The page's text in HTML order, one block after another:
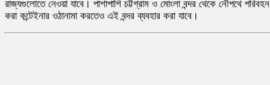
রাজ্যগুলোতে নেওয়া যাবে। পাশাপাশি চট্টগ্রাম ও মোংলা বন্দর থেকে নৌপথে পরিবহন
করা কন্টেইনার ওঠানামা করতেও এই বন্দর ব্যবহার করা যাবে।